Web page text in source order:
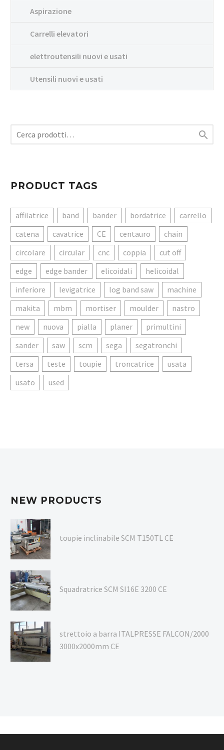
Aspirazione
Carrelli elevatori
elettroutensili nuovi e usati
Utensili nuovi e usati

PRODUCT TAGS
affilatrice band bander bordatrice
carrello
catena
cavatrice CE centauro
chain
circolare
circular cnc coppia
cut off
edge
edge bander elicoidali
helicoidal
inferiore
levigatrice log band saw
machine
makita
mbm mortiser moulder
nastro
new
nuova pialla planer
primultini
sander
saw scm sega
segatronchi
tersa
teste toupie troncatrice
usata
usato
used
NEW PRODUCTS
toupie inclinabile SCM T150TL CE
Squadratrice SCM SI16E 3200 CE
strettoio a barra ITALPRESSE FALCON/2000
3000x2000mm CE